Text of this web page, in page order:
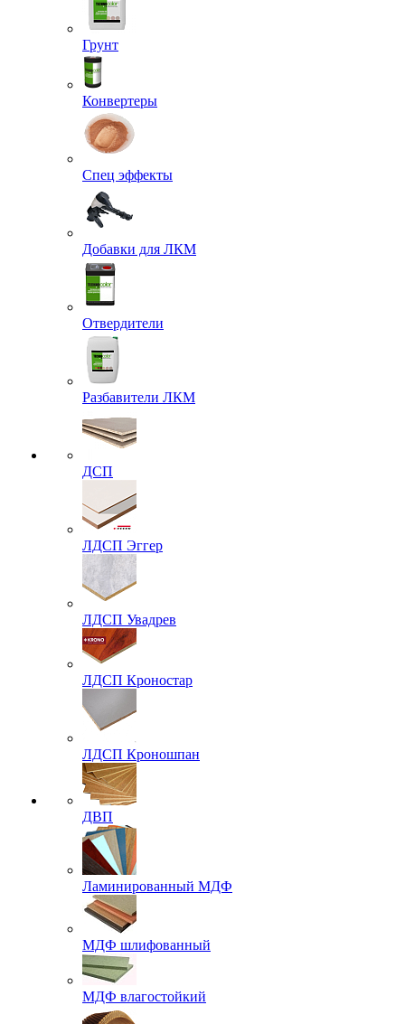
Грунт
Конвертеры
Спец эффекты
Добавки для ЛКМ
Отвердители
Разбавители ЛКМ
ДСП
ЛДСП Эггер
ЛДСП Увадрев
ЛДСП Кроностар
ЛДСП Кроношпан
ДВП
Ламинированный МДФ
МДФ шлифованный
МДФ влагостойкий